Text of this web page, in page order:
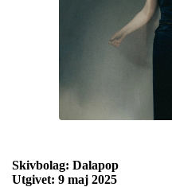
Skivbolag: Dalapop
Utgivet: 9 maj 2025